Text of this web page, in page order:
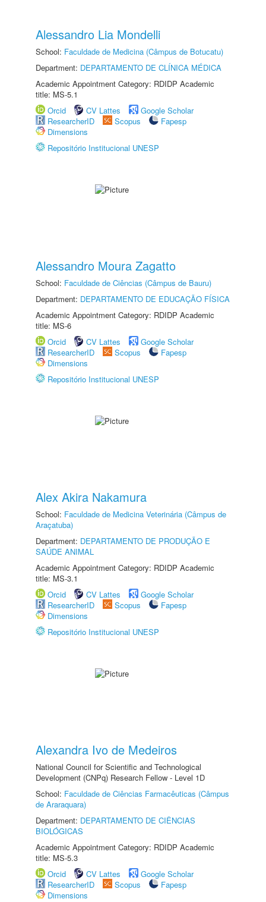
Alessandro Lia Mondelli
School: Faculdade de Medicina (Câmpus de Botucatu)
Department: DEPARTAMENTO DE CLÍNICA MÉDICA
Academic Appointment Category: RDIDP Academic
title: MS-5.1
Orcid
CV Lattes
Google Scholar
ResearcherID
Scopus
Fapesp
Dimensions
Repositório Institucional UNESP
Alessandro Moura Zagatto
School: Faculdade de Ciências (Câmpus de Bauru)
Department: DEPARTAMENTO DE EDUCAÇÃO FÍSICA
Academic Appointment Category: RDIDP Academic
title: MS-6
Orcid
CV Lattes
Google Scholar
ResearcherID
Scopus
Fapesp
Dimensions
Repositório Institucional UNESP
Alex Akira Nakamura
School: Faculdade de Medicina Veterinária (Câmpus de
Araçatuba)
Department: DEPARTAMENTO DE PRODUÇÃO E
SAÚDE ANIMAL
Academic Appointment Category: RDIDP Academic
title: MS-3.1
Orcid
CV Lattes
Google Scholar
ResearcherID
Scopus
Fapesp
Dimensions
Repositório Institucional UNESP
Alexandra Ivo de Medeiros
National Council for Scientific and Technological
Development (CNPq) Research Fellow - Level 1D
School: Faculdade de Ciências Farmacêuticas (Câmpus
de Araraquara)
Department: DEPARTAMENTO DE CIÊNCIAS
BIOLÓGICAS
Academic Appointment Category: RDIDP Academic
title: MS-5.3
Orcid
CV Lattes
Google Scholar
ResearcherID
Scopus
Fapesp
Dimensions